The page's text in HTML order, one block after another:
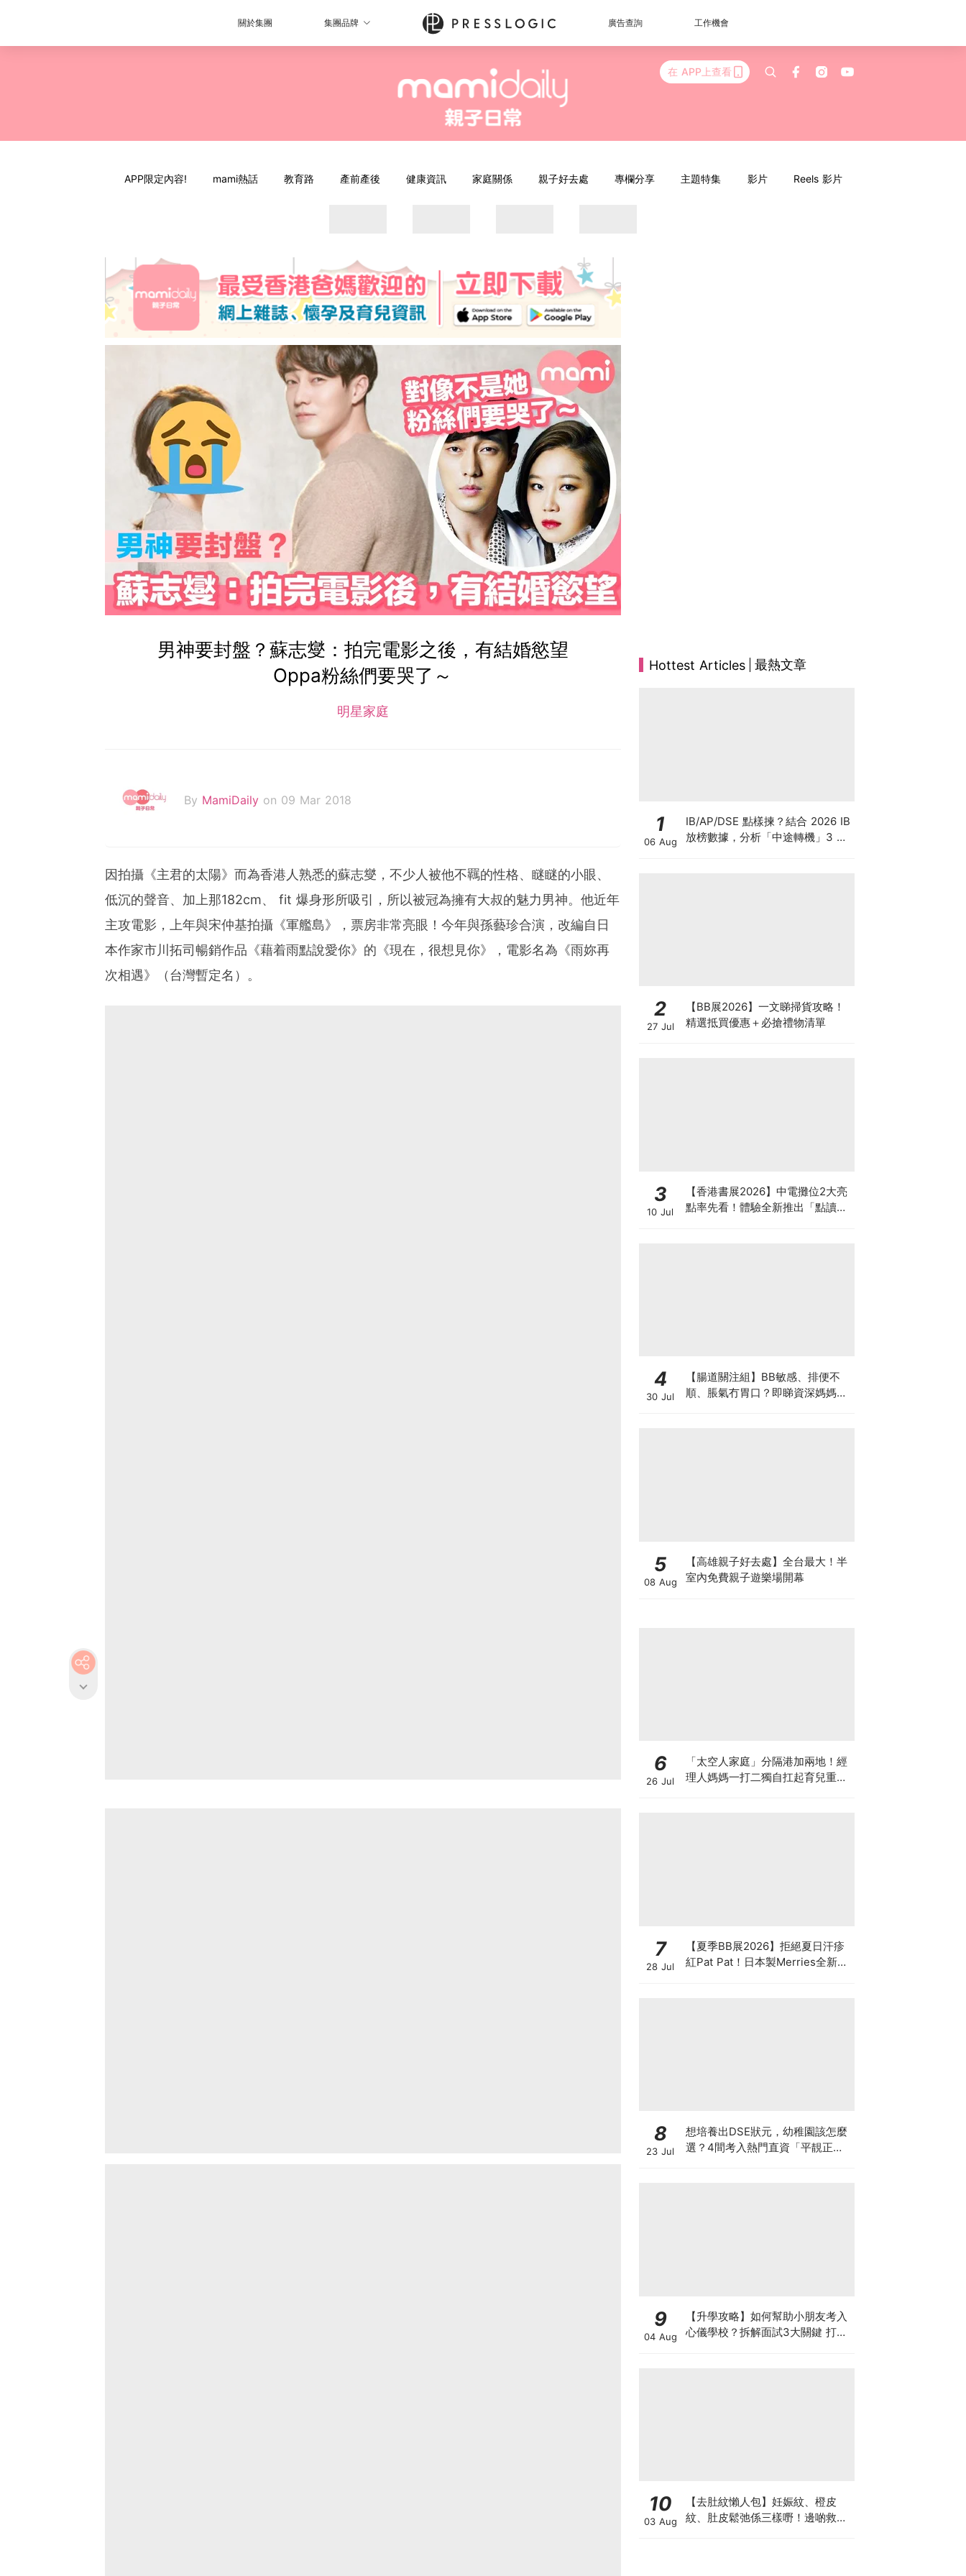
關於集團 集團品牌 廣告查詢 工作機會
在 APP上查看
APP限定內容! mami熱話 教育路 產前產後 健康資訊 家庭關係 親子好去處 專欄分享 主題特集 影片 Reels 影片
男神要封盤？蘇志燮：拍完電影之後，有結婚慾望
Oppa粉絲們要哭了～
明星家庭
By MamiDaily on 09 Mar 2018
因拍攝《主君的太陽》而為香港人熟悉的蘇志燮，不少人被他不羈的性格、瞇瞇的小眼、
低沉的聲音、加上那182cm、 fit 爆身形所吸引，所以被冠為擁有大叔的魅力男神。他近年
主攻電影，上年與宋仲基拍攝《軍艦島》，票房非常亮眼！今年與孫藝珍合演，改編自日
本作家市川拓司暢銷作品《藉着雨點說愛你》的《現在，很想見你》，電影名為《雨妳再
次相遇》（台灣暫定名）。
Hottest Articles 最熱文章
1
06 Aug
IB/AP/DSE 點樣揀？結合 2026 IB
放榜數據，分析「中途轉機」3 大
2
27 Jul
【BB展2026】一文睇掃貨攻略！
精選抵買優惠＋必搶禮物清單
3
10 Jul
【香港書展2026】中電攤位2大亮
點率先看！體驗全新推出「點讀故
4
30 Jul
【腸道關注組】BB敏感、排便不
順、脹氣冇胃口？即睇資深媽媽分
5
08 Aug
【高雄親子好去處】全台最大！半
室內免費親子遊樂場開幕
6
26 Jul
「太空人家庭」分隔港加兩地！經
理人媽媽一打二獨自扛起育兒重
7
28 Jul
【夏季BB展2026】拒絕夏日汗疹
紅Pat Pat！日本製Merries全新超
8
23 Jul
想培養出DSE狀元，幼稚園該怎麼
選？4間考入熱門直資「平靚正」
9
04 Aug
【升學攻略】如何幫助小朋友考入
心儀學校？拆解面試3大關鍵 打好
10
03 Aug
【去肚紋懶人包】妊娠紋、橙皮
紋、肚皮鬆弛係三樣嘢！邊啲救得